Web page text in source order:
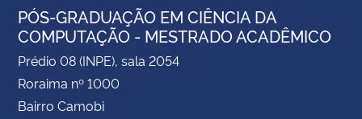
PÓS-GRADUAÇÃO EM CIÊNCIA DA
COMPUTAÇÃO - MESTRADO ACADÊMICO
Prédio 08 (INPE), sala 2054
Roraima nº 1000
Bairro Camobi